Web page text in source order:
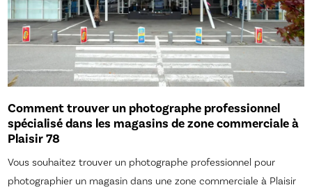
Comment trouver un photographe professionnel
spécialisé dans les magasins de zone commerciale à
Plaisir 78
Vous souhaitez trouver un photographe professionnel pour
photographier un magasin dans une zone commerciale à Plaisir